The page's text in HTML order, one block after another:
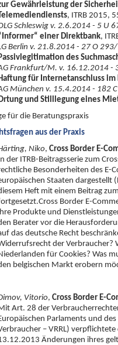
Gewährleistung der
, ITRB 2015,
Schleswig v. 2.6.2014 - 5 U
einer Direktbank,
Berlin v. 21.8.2014 - 27 O
des
Frankfurt/M. v. 16.12.2014 -
für Internetanschluss im
München v. 15.4.2014 - 182
und Stilllegung eines
für die Beratungspraxis
aus der Praxis
Niko, Cross Border E-
der ITRB-Beitragsserie zum
Besonderheiten des E-
Staaten dargestellt
Heft mit einem Beitrag
Border E-
Produkte und
Berater vor die
das deutsche Recht
der Verbraucher?
für Cookies? Was
belgischen Markt erobern
Vitorio, Cross Border E-
Art. 28 der
Parlaments und
– VRRL)
Änderungen ihres